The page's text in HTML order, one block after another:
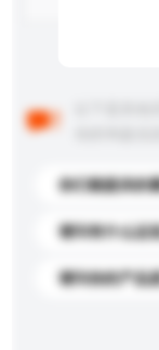
你们能提供的
请问有什么运
请问你的产品